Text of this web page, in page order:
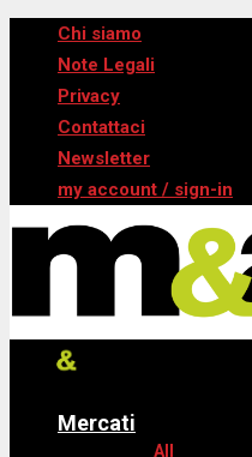
Chi siamo
Note Legali
Privacy
Contattaci
Newsletter
my account / sign-in
Mercati
All